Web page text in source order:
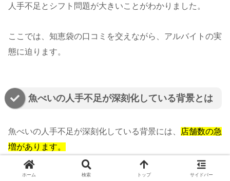
人手不足とシフト問題が大きいことがわかりました。
ここでは、知恵袋の口コミを交えながら、アルバイトの実
態に迫ります。
魚べいの人手不足が深刻化している背景とは
魚べいの人手不足が深刻化している背景には、
店舗数の急
増があります。
ここ数年で、魚べいの店舗は全国的に増え続けています。
ホーム 検索 トップ サイドバー